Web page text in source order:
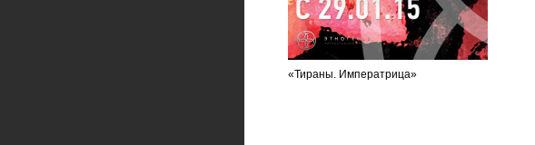
«Тираны. Императрица»